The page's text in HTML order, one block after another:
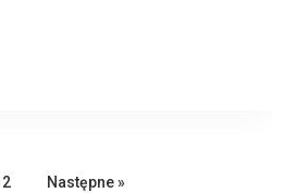
2 Następne »